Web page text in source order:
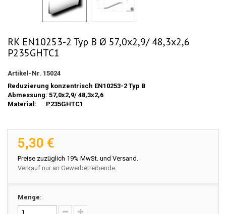
RK EN10253-2 Typ B Ø 57,0x2,9/ 48,3x2,6
P235GHTC1
Artikel-Nr. 15024
Reduzierung konzentrisch EN10253-2 Typ B
Abmessung: 57,0x2,9/ 48,3x2,6
Material: P235GHTC1
5,30 €
Preise zuzüglich 19% MwSt. und Versand.
Verkauf nur an Gewerbetreibende.
Menge: